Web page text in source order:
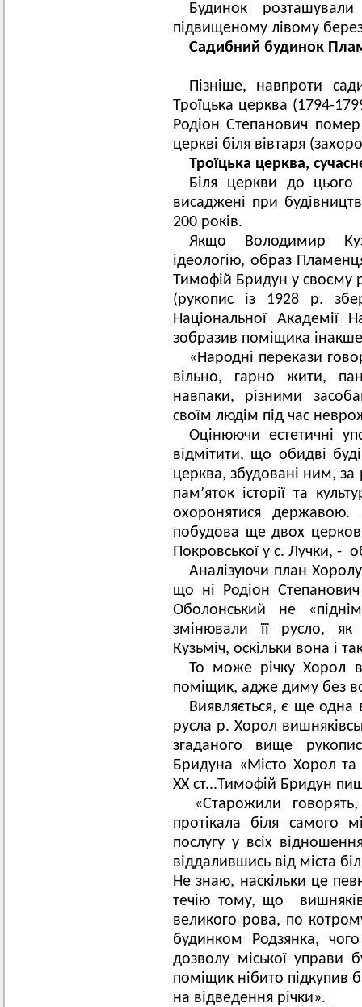
Будинок
підвищеному лівому
Садибний будинок
Пізніше, навпроти
Троїцька церква (1794-
Родіон Степанович
церкві біля вівтаря
Троїцька церква,
Біля церкви до цього
висаджені при
200 років.
Якщо Володимир
ідеологію, образ
Тимофій Бридун у своєму
(рукопис із 1928 р.
Національної Академії
зобразив поміщика
«Народні перекази
вільно, гарно жити,
навпаки, різними
своїм людім під час
Оцінюючи естетичні
відмітити, що обидві
церква, збудовані ним, за
пам’яток історії та
охоронятися державою.
побудова ще двох церков:
Покровської у с. Лучки, -
Аналізуючи план
що ні Родіон
Оболонський не
змінювали її русло,
Кузьміч, оскільки вона і
То може річку Хорол
поміщик, адже диму без
Виявляється, є ще одна
русла р. Хорол
згаданого вище
Бридуна «Місто Хорол та
ХХ ст...Тимофій Бридун
«Старожили
протікала біля самого
послугу у всіх
віддалившись від міста
Не знаю, наскільки це
течію тому, що
великого рова, по
будинком Родзянка,
дозволу міської управи
поміщик нібито підкупив
на відведення річки».